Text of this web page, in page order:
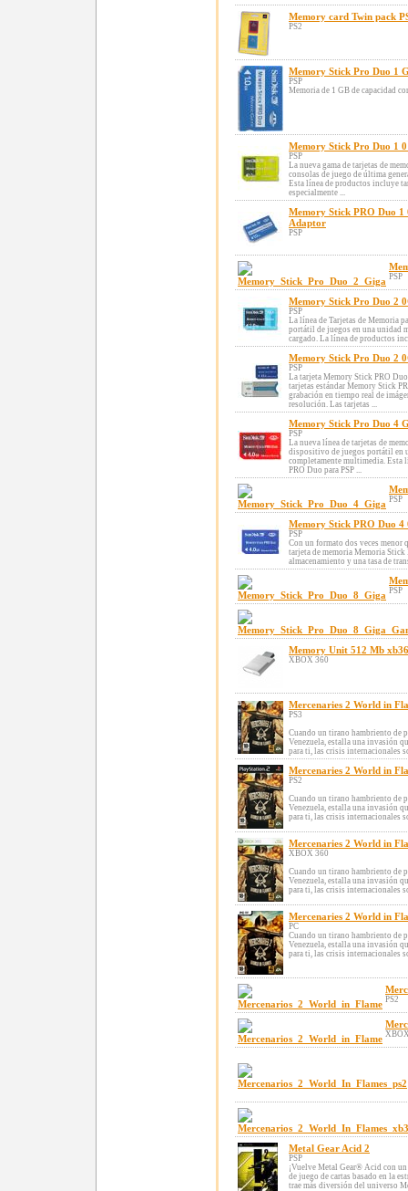
Memory card Twin pack
PS2
Memory Stick Pro Duo 1
PSP
Memoria de 1 GB de capacidad
Memory Stick Pro Duo 1
PSP
La nueva gama de tarjetas de
consolas de juego de última
Esta línea de productos incluye
especialmente ...
Memory Stick PRO Duo
Adaptor
PSP
PSP
Memory Stick Pro Duo 2
PSP
La línea de Tarjetas de Memoria
portátil de juegos en una unidad
cargado. La línea de productos
Memory Stick Pro Duo 2
PSP
La tarjeta Memory Stick PRO
tarjetas estándar Memory Stick
grabación en tiempo real de
resolución. Las tarjetas ...
Memory Stick Pro Duo 4
PSP
La nueva línea de tarjetas de
dispositivo de juegos portátil en
completamente multimedia. Esta
PRO Duo para PSP ...
PSP
Memory Stick PRO Duo 4
PSP
Con un formato dos veces menor
tarjeta de memoria Memoria Stick
almacenamiento y una tasa de
PSP
Memory Unit 512 Mb
XBOX 360
Mercenaries 2 World in
PS3
Cuando un tirano hambriento de
Venezuela, estalla una invasión
para ti, las crisis internacionales
Mercenaries 2 World in
PS2
Cuando un tirano hambriento de
Venezuela, estalla una invasión
para ti, las crisis internacionales
Mercenaries 2 World in
XBOX 360
Cuando un tirano hambriento de
Venezuela, estalla una invasión
para ti, las crisis internacionales
Mercenaries 2 World in
PC
Cuando un tirano hambriento de
Venezuela, estalla una invasión
para ti, las crisis internacionales
PS2
Metal Gear Acid 2
PSP
¡Vuelve Metal Gear® Acid con
de juego de cartas basado en la
trae más diversión del universo